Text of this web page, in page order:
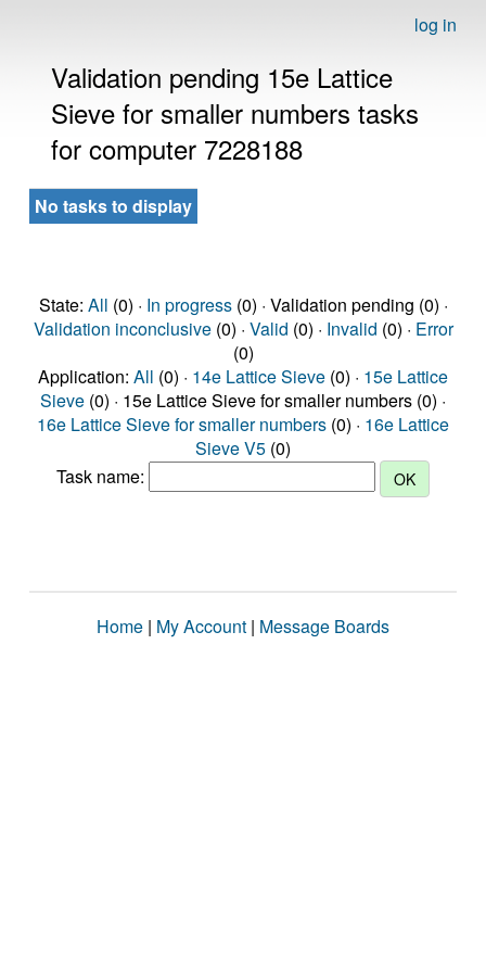
log in
Validation pending 15e Lattice
Sieve for smaller numbers tasks
for computer 7228188
No tasks to display
State: All (0) · In progress(0) · Validation pending (0) ·
Validation inconclusive(0) · Valid (0) · Invalid (0) · Error
(0)
Application: All (0) · 14e Lattice Sieve (0) · 15e Lattice
Sieve (0) · 15e Lattice Sieve for smaller numbers (0) ·
16e Lattice Sieve for smaller numbers (0) · 16e Lattice
Sieve V5 (0)
Task name:
Home | My Account | Message Boards